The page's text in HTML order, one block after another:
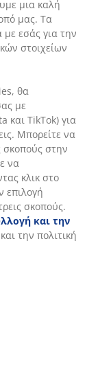
θα
με
με τους
να
σας
κλικ
και στους
με τη
.